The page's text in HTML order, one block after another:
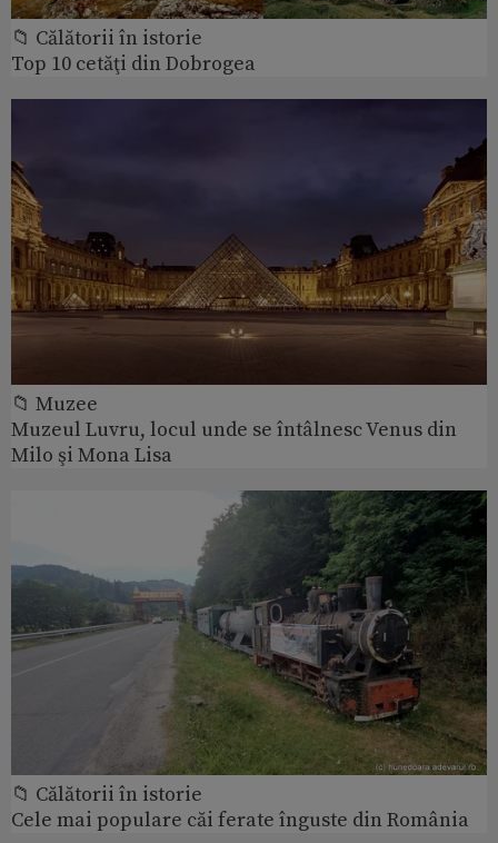
📁 Călătorii în istorie
Top 10 cetăţi din Dobrogea
📁 Muzee
Muzeul Luvru, locul unde se întâlnesc Venus din
Milo şi Mona Lisa
📁 Călătorii în istorie
Cele mai populare căi ferate înguste din România